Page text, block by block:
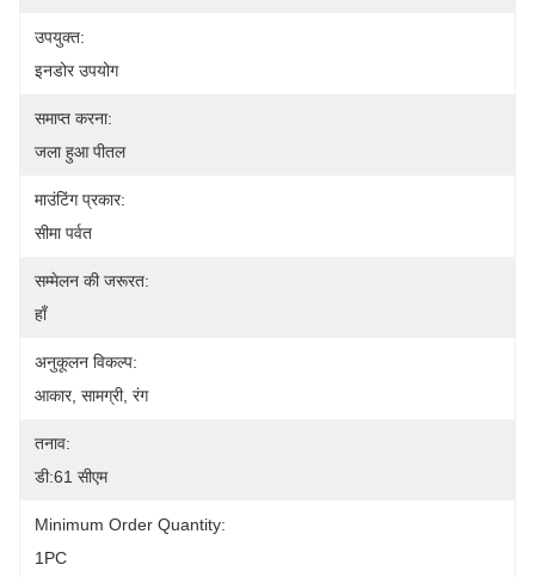
उपयुक्त:
इनडोर उपयोग
समाप्त करना:
जला हुआ पीतल
माउंटिंग प्रकार:
सीमा पर्वत
सम्मेलन की जरूरत:
हाँ
अनुकूलन विकल्प:
आकार, सामग्री, रंग
तनाव:
डी:61 सीएम
Minimum Order Quantity:
1PC